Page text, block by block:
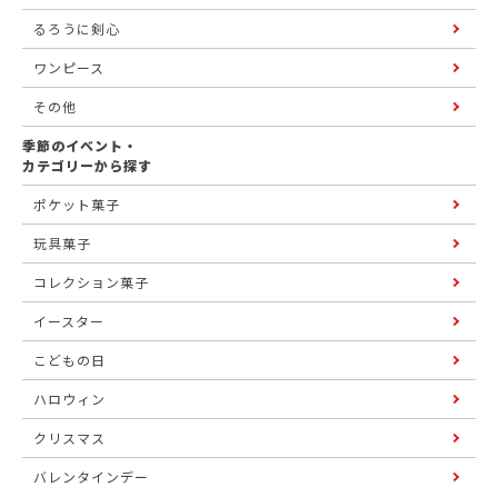
るろうに剣心
ワンピース
その他
季節のイベント・
カテゴリーから探す
ポケット菓子
玩具菓子
コレクション菓子
イースター
こどもの日
ハロウィン
クリスマス
バレンタインデー